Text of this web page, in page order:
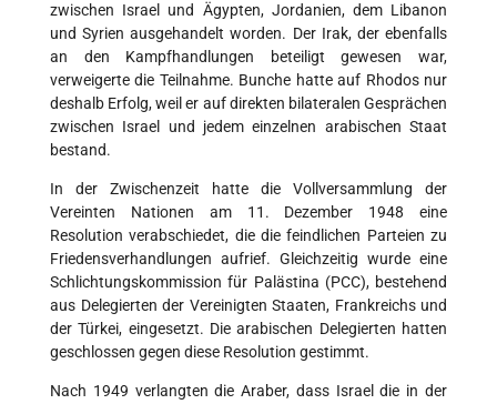
zwischen Israel und Ägypten, Jordanien, dem Libanon
und Syrien ausgehandelt worden. Der Irak, der ebenfalls
an den Kampfhandlungen beteiligt gewesen war,
verweigerte die Teilnahme. Bunche hatte auf Rhodos nur
deshalb Erfolg, weil er auf direkten bilateralen Gesprächen
zwischen Israel und jedem einzelnen arabischen Staat
bestand.
In der Zwischenzeit hatte die Vollversammlung der
Vereinten Nationen am 11. Dezember 1948 eine
Resolution verabschiedet, die die feindlichen Parteien zu
Friedensverhandlungen aufrief. Gleichzeitig wurde eine
Schlichtungskommission für Palästina (PCC), bestehend
aus Delegierten der Vereinigten Staaten, Frankreichs und
der Türkei, eingesetzt. Die arabischen Delegierten hatten
geschlossen gegen diese Resolution gestimmt.
Nach 1949 verlangten die Araber, dass Israel die in der